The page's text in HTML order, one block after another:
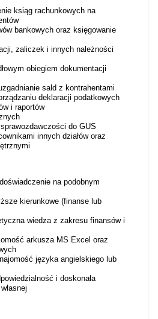
ksiąg rachunkowych na
bankowych oraz księgowanie
zaliczek i innych należności
obiegiem dokumentacji
sald z kontrahentami
deklaracji podatkowych
i raportów
do GUS
innych działów oraz
na podobnym
kierunkowe (finanse lub
wiedza z zakresu finansów i
arkusza MS Excel oraz
języka angielskiego lub
i doskonała